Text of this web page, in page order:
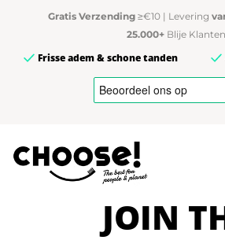
Gratis Verzending ≥€10 | Levering
25.000+ Blije Klanten
Frisse adem & schone tanden
JOIN